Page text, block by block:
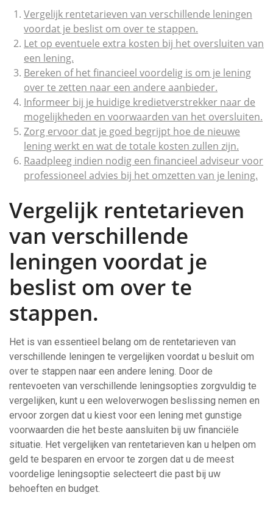
Vergelijk rentetarieven van verschillende leningen
voordat je beslist om over te stappen.
Let op eventuele extra kosten bij het oversluiten van
een lening.
Bereken of het financieel voordelig is om je lening
over te zetten naar een andere aanbieder.
Informeer bij je huidige kredietverstrekker naar de
mogelijkheden en voorwaarden van het oversluiten.
Zorg ervoor dat je goed begrijpt hoe de nieuwe
lening werkt en wat de totale kosten zullen zijn.
Raadpleeg indien nodig een financieel adviseur voor
professioneel advies bij het omzetten van je lening.
Vergelijk rentetarieven
van verschillende
leningen voordat je
beslist om over te
stappen.
Het is van essentieel belang om de rentetarieven van
verschillende leningen te vergelijken voordat u besluit om
over te stappen naar een andere lening. Door de
rentevoeten van verschillende leningsopties zorgvuldig te
vergelijken, kunt u een weloverwogen beslissing nemen en
ervoor zorgen dat u kiest voor een lening met gunstige
voorwaarden die het beste aansluiten bij uw financiële
situatie. Het vergelijken van rentetarieven kan u helpen om
geld te besparen en ervoor te zorgen dat u de meest
voordelige leningsoptie selecteert die past bij uw
behoeften en budget.